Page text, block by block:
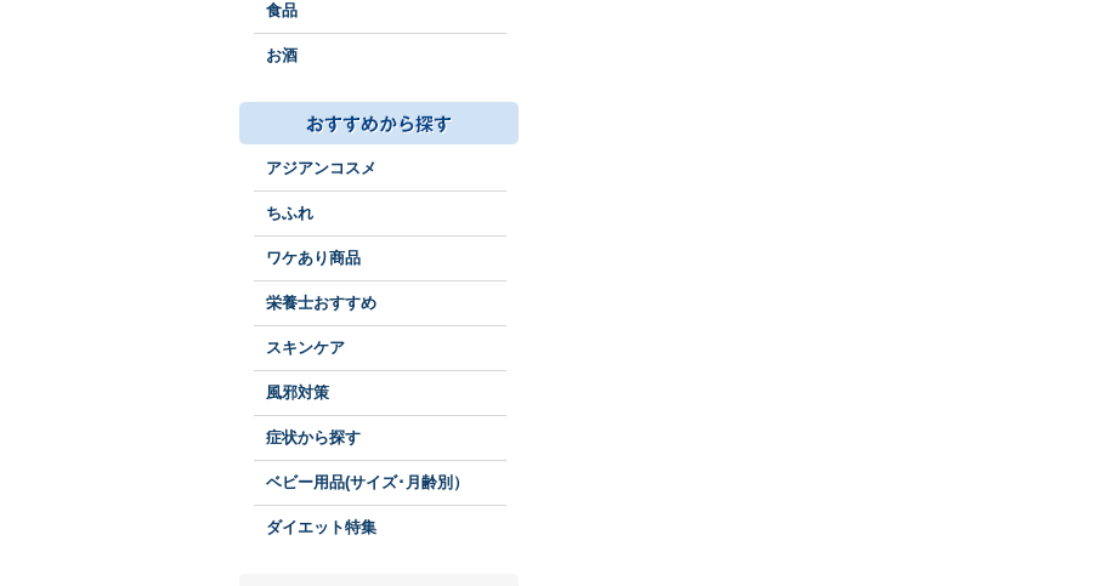
食品
お酒
アジアンコスメ
ちふれ
ワケあり商品
栄養士おすすめ
スキンケア
風邪対策
症状から探す
ベビー用品(サイズ･月齢別）
ダイエット特集